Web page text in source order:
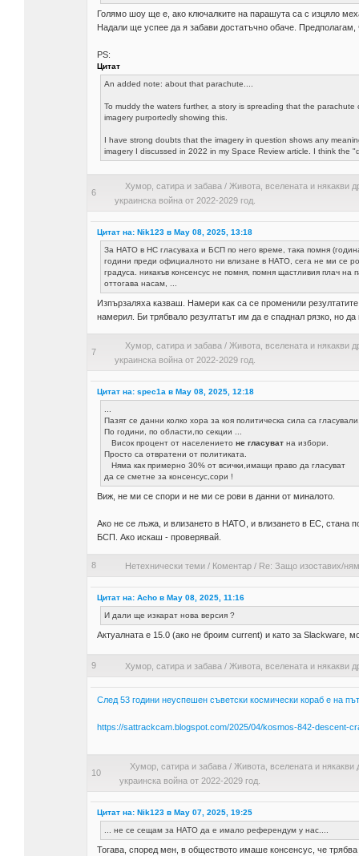
Голямо шоу ще е, ако ключалките на парашута са с изцяло
Надали ще успее да я забави достатъчно обаче.
PS:
Цитат
An added note: about that parachute....
To muddy the waters further, a story is spreading that the
imagery purportedly showing this.
I have strong doubts that the imagery in question shows any
imagery I discussed in 2022 in my Space Review article. I think the
6
Хумор, сатира и забава / Живота, вселената и някакви
украинска война от 2022-2029 год.
Цитат на: Nik123 в May 08, 2025, 13:18
За НАТО в НС гласуваха и БСП по него време, така помня
години преди официалното ни влизане в НАТО, сега не ми се
градуса. никакъв консенсус не помня, помня щастливия плач
оттогава насам, ...
Изпързаляха казваш. Намери как са се променили
намерил. Би трябвало резултатът им да е спаднал рязко, но да
7
Хумор, сатира и забава / Живота, вселената и някакви
украинска война от 2022-2029 год.
Цитат на: spec1a в May 08, 2025, 12:18
...
Пазят се данни колко хора за коя политическа сила са
По години, по области,по секции ...
Висок процент от населението не гласуватна избори.
Просто са отвратени от политиката.
Няма как примерно 30% от всички,имащи право да гласуват
да се сметне за консенсус,сори !
Виж, не ми се спори и не ми се рови в данни от миналото.
Ако не се лъжа, и влизането в НАТО, и влизането в ЕС, стана
БСП. Ако искаш - проверявай.
8 Нетехнически теми/ Коментар/ Re: Защо изоставих/
Цитат на: Acho в May 08, 2025, 11:16
И дали ще изкарат нова версия ?
Актуалната е 15.0 (ако не броим current) и като за Slackware,
9 Хумор, сатира и забава / Живота, вселената и някакви
След 53 години неуспешен съветски космически кораб е на
https://sattrackcam.blogspot.com/2025/04/kosmos-842-descent-
10
Хумор, сатира и забава / Живота, вселената и някакви
украинска война от 2022-2029 год.
Цитат на: Nik123 в May 07, 2025, 19:25
... не се сещам за НАТО да е имало референдум у нас....
Тогава, според мен, в обществото имаше консенсус, че